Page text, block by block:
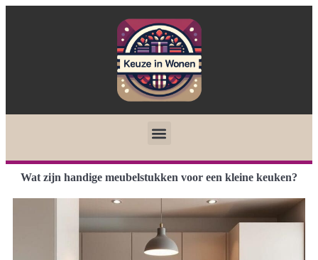
Wat zijn handige meubelstukken voor een kleine keuken?